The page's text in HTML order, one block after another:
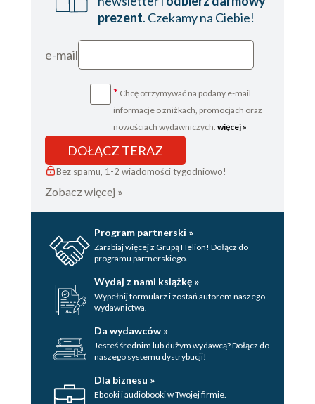
prezent. Czekamy na Ciebie!
e-mail
* Chcę otrzymywać na podany e-mail
informacje o zniżkach, promocjach oraz
nowościach wydawniczych. więcej »
DOŁĄCZ TERAZ
Bez spamu, 1-2 wiadomości tygodniowo!
Zobacz więcej »
Program partnerski »
Zarabiaj więcej z Grupą Helion! Dołącz do
programu partnerskiego.
Wydaj z nami książkę »
Wypełnij formularz i zostań autorem naszego
wydawnictwa.
Da wydawców »
Jesteś średnim lub dużym wydawcą? Dołącz do
naszego systemu dystrybucji!
Dla biznesu »
Ebooki i audiobooki w Twojej firmie.